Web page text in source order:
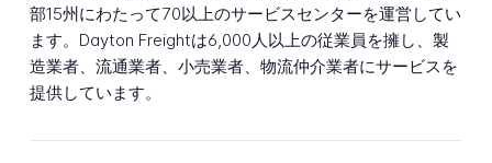
部15州にわたって70以上のサービスセンターを運営してい
ます。Dayton Freightは6,000人以上の従業員を擁し、製
造業者、流通業者、小売業者、物流仲介業者にサービスを
提供しています。